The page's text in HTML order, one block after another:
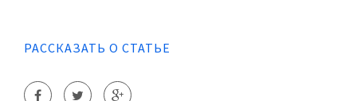
РАССКАЗАТЬ О СТАТЬЕ